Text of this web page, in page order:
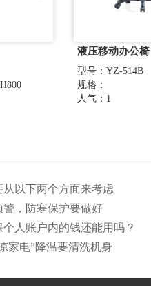
液压移动办公椅
型号：YZ-514B
规格：
人气：1
从以下两个方面来考虑
警，防寒保护要做好
个人账户内的钱还能用吗​？
家电”降温要清洗机身